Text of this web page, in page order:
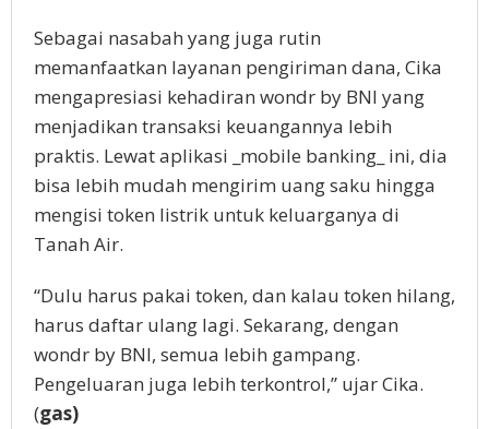
Sebagai nasabah yang juga rutin
memanfaatkan layanan pengiriman dana, Cika
mengapresiasi kehadiran wondr by BNI yang
menjadikan transaksi keuangannya lebih
praktis. Lewat aplikasi _mobile banking_ ini, dia
bisa lebih mudah mengirim uang saku hingga
mengisi token listrik untuk keluarganya di
Tanah Air.
“Dulu harus pakai token, dan kalau token hilang,
harus daftar ulang lagi. Sekarang, dengan
wondr by BNI, semua lebih gampang.
Pengeluaran juga lebih terkontrol,” ujar Cika.
(gas)